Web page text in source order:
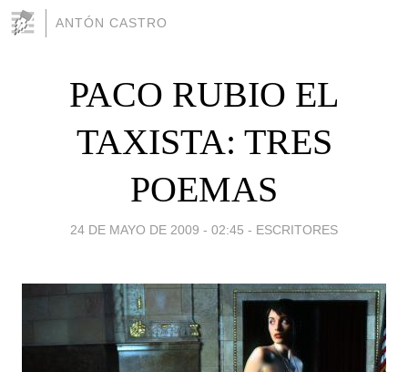
ANTÓN CASTRO
PACO RUBIO EL
TAXISTA: TRES
POEMAS
24 DE MAYO DE 2009 - 02:45 - ESCRITORES